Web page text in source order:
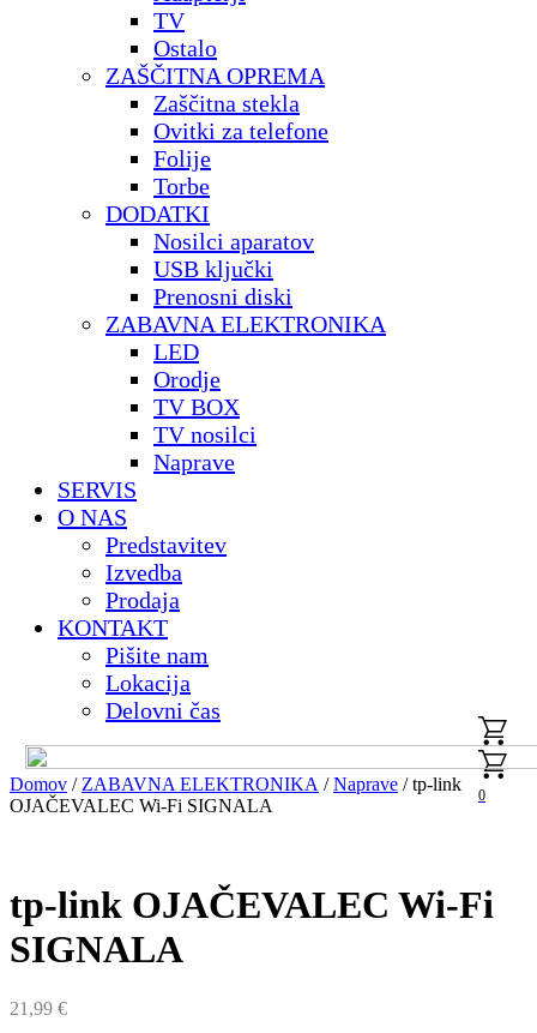
TV
Ostalo
ZAŠČITNA OPREMA
Zaščitna stekla
Ovitki za telefone
Folije
Torbe
DODATKI
Nosilci aparatov
USB ključki
Prenosni diski
ZABAVNA ELEKTRONIKA
LED
Orodje
TV BOX
TV nosilci
Naprave
SERVIS
O NAS
Predstavitev
Izvedba
Prodaja
KONTAKT
Pišite nam
Lokacija
Delovni čas
0
Domov / ZABAVNA ELEKTRONIKA /Naprave / tp-link
OJAČEVALEC Wi-Fi SIGNALA
tp-link OJAČEVALEC Wi-Fi
SIGNALA
21,99 €